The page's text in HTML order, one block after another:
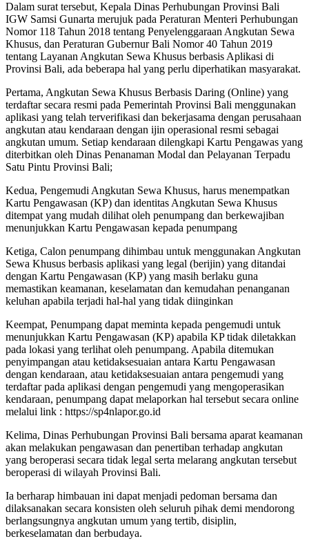
Dalam surat tersebut, Kepala Dinas Perhubungan Provinsi Bali
IGW Samsi Gunarta merujuk pada Peraturan Menteri Perhubungan
Nomor 118 Tahun 2018 tentang Penyelenggaraan Angkutan Sewa
Khusus, dan Peraturan Gubernur Bali Nomor 40 Tahun 2019
tentang Layanan Angkutan Sewa Khusus berbasis Aplikasi di
Provinsi Bali, ada beberapa hal yang perlu diperhatikan masyarakat.
Pertama, Angkutan Sewa Khusus Berbasis Daring (Online) yang
terdaftar secara resmi pada Pemerintah Provinsi Bali menggunakan
aplikasi yang telah terverifikasi dan bekerjasama dengan perusahaan
angkutan atau kendaraan dengan ijin operasional resmi sebagai
angkutan umum. Setiap kendaraan dilengkapi Kartu Pengawas yang
diterbitkan oleh Dinas Penanaman Modal dan Pelayanan Terpadu
Satu Pintu Provinsi Bali;
Kedua, Pengemudi Angkutan Sewa Khusus, harus menempatkan
Kartu Pengawasan (KP) dan identitas Angkutan Sewa Khusus
ditempat yang mudah dilihat oleh penumpang dan berkewajiban
menunjukkan Kartu Pengawasan kepada penumpang
Ketiga, Calon penumpang dihimbau untuk menggunakan Angkutan
Sewa Khusus berbasis aplikasi yang legal (berijin) yang ditandai
dengan Kartu Pengawasan (KP) yang masih berlaku guna
memastikan keamanan, keselamatan dan kemudahan penanganan
keluhan apabila terjadi hal-hal yang tidak diinginkan
Keempat, Penumpang dapat meminta kepada pengemudi untuk
menunjukkan Kartu Pengawasan (KP) apabila KP tidak diletakkan
pada lokasi yang terlihat oleh penumpang. Apabila ditemukan
penyimpangan atau ketidaksesuaian antara Kartu Pengawasan
dengan kendaraan, atau ketidaksesuaian antara pengemudi yang
terdaftar pada aplikasi dengan pengemudi yang mengoperasikan
kendaraan, penumpang dapat melaporkan hal tersebut secara online
melalui link : https://sp4nlapor.go.id
Kelima, Dinas Perhubungan Provinsi Bali bersama aparat keamanan
akan melakukan pengawasan dan penertiban terhadap angkutan
yang beroperasi secara tidak legal serta melarang angkutan tersebut
beroperasi di wilayah Provinsi Bali.
Ia berharap himbauan ini dapat menjadi pedoman bersama dan
dilaksanakan secara konsisten oleh seluruh pihak demi mendorong
berlangsungnya angkutan umum yang tertib, disiplin,
berkeselamatan dan berbudaya.